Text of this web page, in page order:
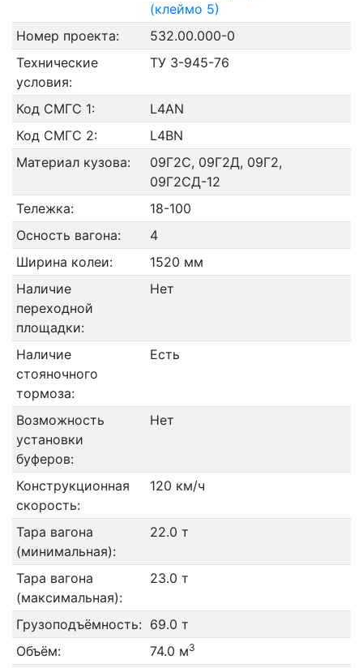
(клеймо 5)
Номер проекта:
532.00.000-0
Технические
условия:
ТУ 3-945-76
Код СМГС 1:
L4AN
Код СМГС 2:
L4BN
Материал кузова:
09Г2С, 09Г2Д, 09Г2,
09Г2СД-12
Тележка:
18-100
Осность вагона:
4
Ширина колеи:
1520 мм
Наличие
переходной
площадки:
Нет
Наличие
стояночного
тормоза:
Есть
Возможность
установки
буферов:
Нет
Конструкционная
скорость:
120 км/ч
Тара вагона
(минимальная):
22.0 т
Тара вагона
(максимальная):
23.0 т
Грузоподъёмность: 69.0 т
Объём:
74.0 м3